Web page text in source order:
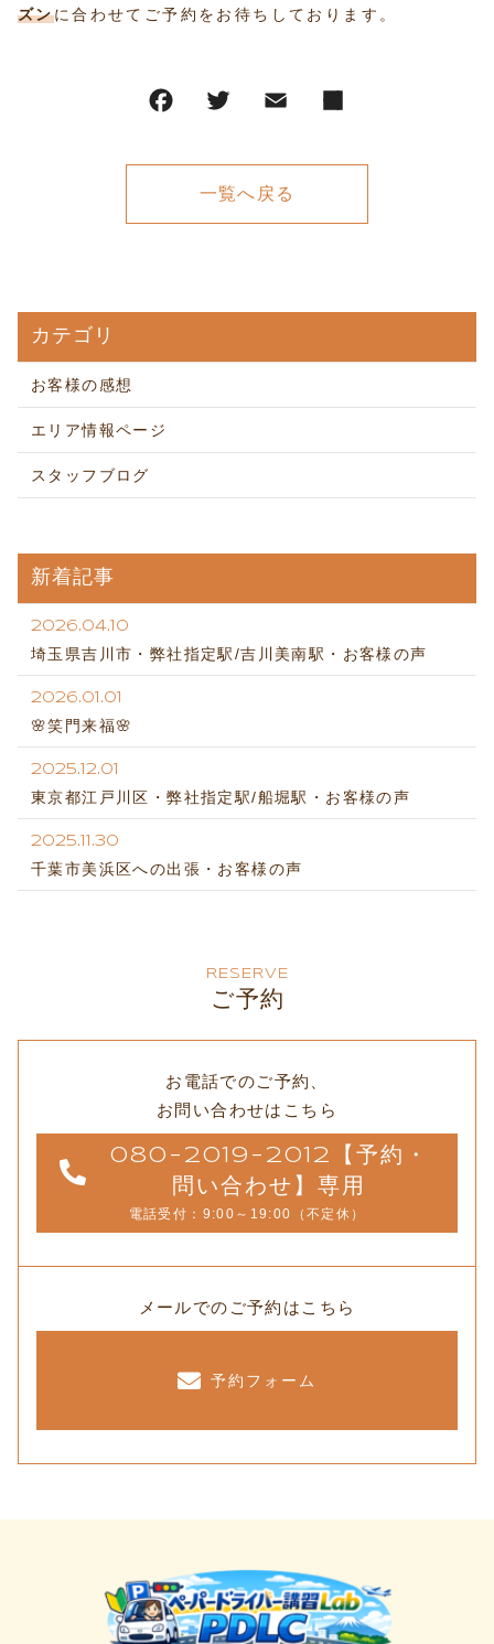
ズンに合わせてご予約をお待ちしております。
一覧へ戻る
カテゴリ
お客様の感想
エリア情報ページ
スタッフブログ
新着記事
2026.04.10
埼玉県吉川市・弊社指定駅/吉川美南駅・お客様の声
2026.01.01
🌸笑門来福🌸
2025.12.01
東京都江戸川区・弊社指定駅/船堀駅・お客様の声
2025.11.30
千葉市美浜区への出張・お客様の声
RESERVE
ご予約
お電話でのご予約、
お問い合わせはこちら
080-2019-2012【予約・
問い合わせ】専用
電話受付：9:00～19:00（不定休）
メールでのご予約はこちら
予約フォーム